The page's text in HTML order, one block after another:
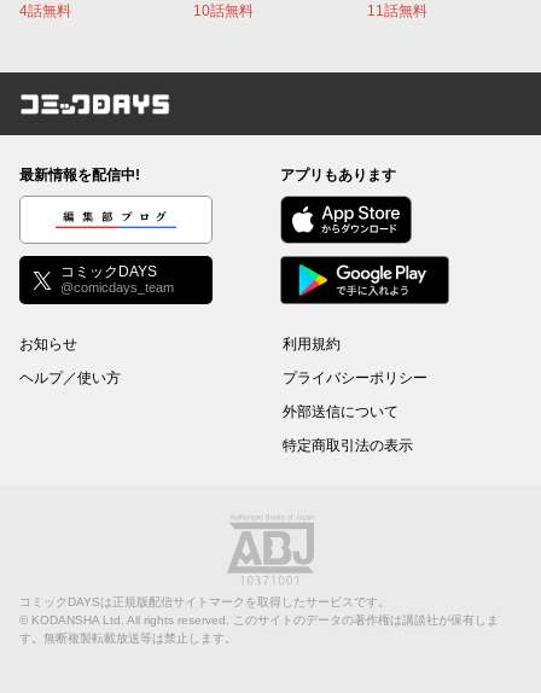
4話無料 10話無料 11話無料
コミックDAYS
最新情報を配信中!
編集部ブログ
コミックDAYS
@comicdays_team
アプリもあります
お知らせ
ヘルプ／使い方
利用規約
プライバシーポリシー
外部送信について
特定商取引法の表示
コミックDAYSは正規版配信サイトマークを取得したサービスです。
© KODANSHA Ltd. All rights reserved. このサイトのデータの著作権は講談社が保有しま
す。無断複製転載放送等は禁止します。